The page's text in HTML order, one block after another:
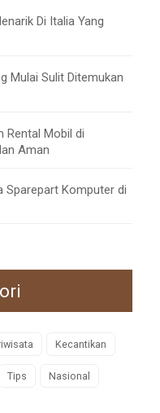
Di Italia Yang
Mulai Sulit Ditemukan
Rental Mobil di
Aman
Sparepart Komputer di
Kecantikan
Tips Nasional